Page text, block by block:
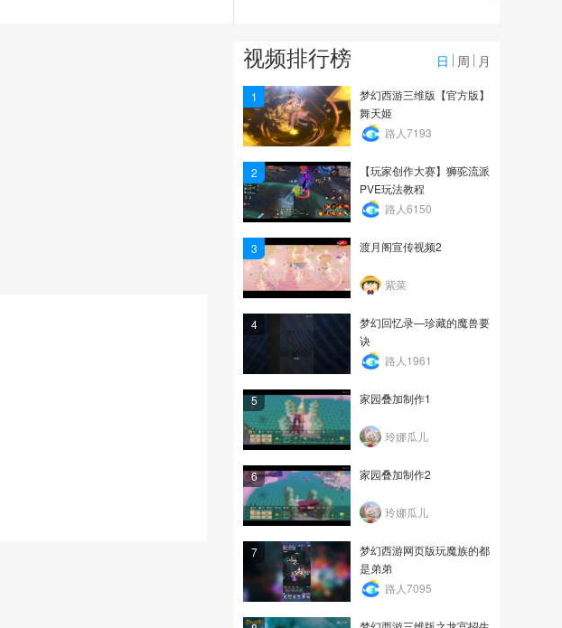
112
点墨生花小组点墨好声音
完整版
258
视频排行榜 日 周 月
1
梦幻西游三维版【官方版】
舞天姬
路人7193
2
【玩家创作大赛】狮驼流派
PVE玩法教程
路人6150
3 渡月阁宣传视频2
紫菜
4
梦幻回忆录—珍藏的魔兽要
诀
路人1961
5 家园叠加制作1
玲娜瓜儿
6 家园叠加制作2
玲娜瓜儿
7
梦幻西游网页版玩魔族的都
是弟弟
路人7095